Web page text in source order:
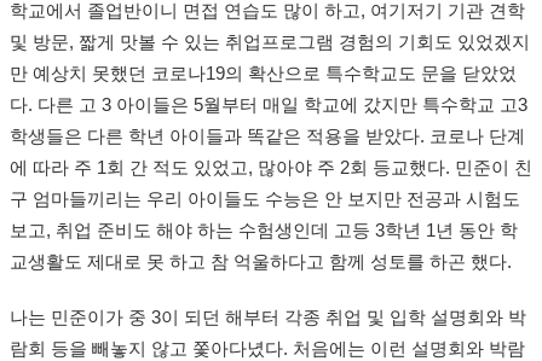
학교에서 졸업반이니 면접 연습도 많이 하고, 여기저기 기관 견학
및 방문, 짧게 맛볼 수 있는 취업프로그램 경험의 기회도 있었겠지
만 예상치 못했던 코로나19의 확산으로 특수학교도 문을 닫았었
다. 다른 고 3 아이들은 5월부터 매일 학교에 갔지만 특수학교 고3
학생들은 다른 학년 아이들과 똑같은 적용을 받았다. 코로나 단계
에 따라 주 1회 간 적도 있었고, 많아야 주 2회 등교했다. 민준이 친
구 엄마들끼리는 우리 아이들도 수능은 안 보지만 전공과 시험도
보고, 취업 준비도 해야 하는 수험생인데 고등 3학년 1년 동안 학
교생활도 제대로 못 하고 참 억울하다고 함께 성토를 하곤 했다.
나는 민준이가 중 3이 되던 해부터 각종 취업 및 입학 설명회와 박
람회 등을 빼놓지 않고 쫓아다녔다. 처음에는 이런 설명회와 박람